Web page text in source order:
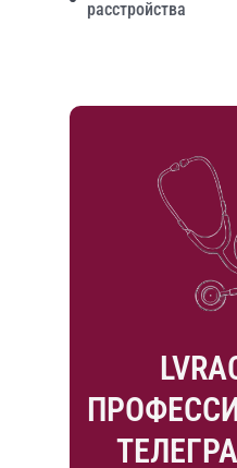
расстройства